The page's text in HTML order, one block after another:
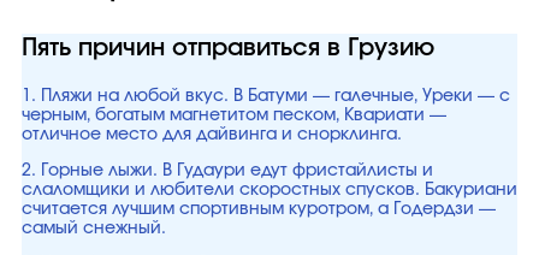
Пять причин отправиться в Грузию
1. Пляжи на любой вкус. В Батуми — галечные, Уреки — с
черным, богатым магнетитом песком, Квариати —
отличное место для дайвинга и снорклинга.
2. Горные лыжи. В Гудаури едут фристайлисты и
слаломщики и любители скоростных спусков. Бакуриани
считается лучшим спортивным куротром, а Годердзи —
самый снежный.